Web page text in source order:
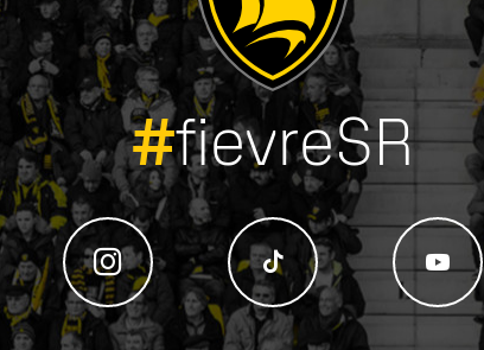
#fievreSR